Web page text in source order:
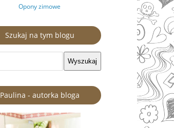
Opony zimowe
Szukaj na tym blogu
Paulina - autorka bloga